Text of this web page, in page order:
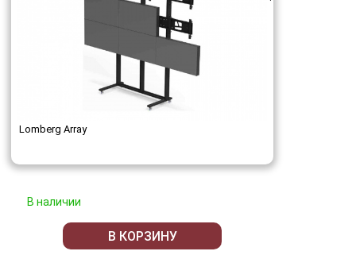
Lomberg Array
В наличии
В КОРЗИНУ